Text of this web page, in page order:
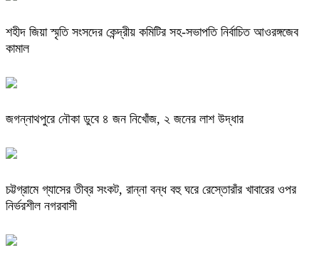
শহীদ জিয়া স্মৃতি সংসদের কেন্দ্রীয় কমিটির সহ-সভাপতি নির্বাচিত আওরঙ্গজেব
কামাল
জগন্নাথপুরে নৌকা ডুবে ৪ জন নিখোঁজ, ২ জনের লাশ উদ্ধার
চট্টগ্রামে গ্যাসের তীব্র সংকট, রান্না বন্ধ বহু ঘরে রেস্তোরাঁর খাবারের ওপর
নির্ভরশীল নগরবাসী